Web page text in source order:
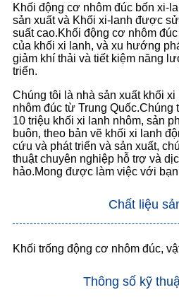
Khối động cơ nhôm đúc bốn xi-
sản xuất và Khối xi-lanh được
suất cao.Khối động cơ nhôm
của khối xi lanh, và xu hướng
giảm khí thải và tiết kiệm năng
triển.
Chúng tôi là nhà sản xuất khối
nhôm đúc từ Trung
10 triệu khối xi lanh nhôm, sản
buôn, theo bản vẽ khối xi lanh
cứu và phát triển và sản xuất,
thuật chuyên nghiệp hỗ trợ và
hảo.Mong được làm việc với
Chất liệu
Khối trống động cơ nhôm đúc,
Thông số kỹ